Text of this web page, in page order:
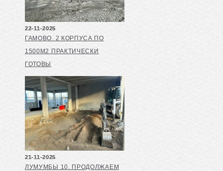
22-11-2025
ГАМОВО. 2 КОРПУСА ПО
1500М2 ПРАКТИЧЕСКИ
ГОТОВЫ
21-11-2025
ЛУМУМБЫ 10. ПРОДОЛЖАЕМ